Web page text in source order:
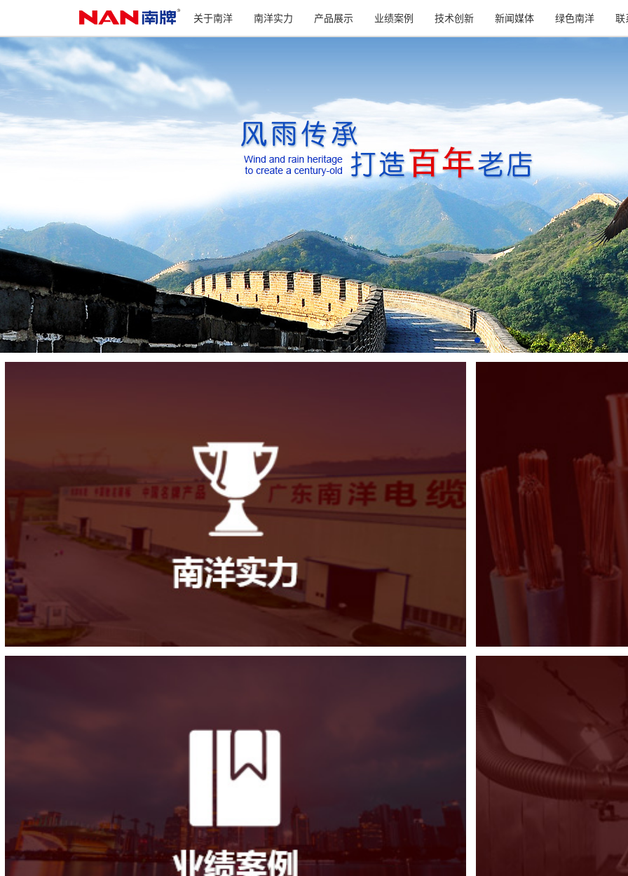
关于南洋 南洋实力 产品展示 业绩案例 技术创新 新闻媒体 绿色南洋 联